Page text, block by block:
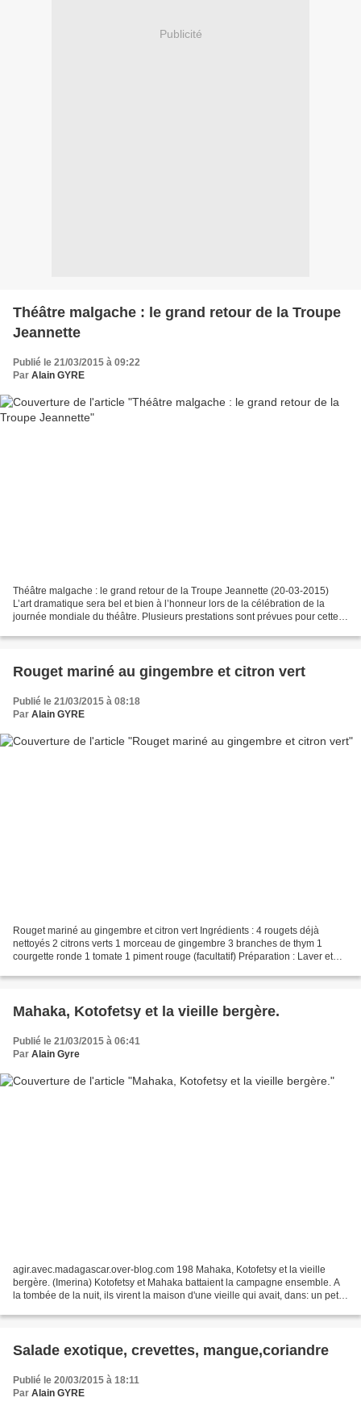
Publicité
Théâtre malgache : le grand retour de la Troupe
Jeannette
Publié le 21/03/2015 à 09:22
Par Alain GYRE
Théâtre malgache : le grand retour de la Troupe Jeannette (20-03-2015)
L’art dramatique sera bel et bien à l’honneur lors de la célébration de la
journée mondiale du théâtre. Plusieurs prestations sont prévues pour cette
Rouget mariné au gingembre et citron vert
Publié le 21/03/2015 à 08:18
Par Alain GYRE
Rouget mariné au gingembre et citron vert Ingrédients : 4 rougets déjà
nettoyés 2 citrons verts 1 morceau de gingembre 3 branches de thym 1
courgette ronde 1 tomate 1 piment rouge (facultatif) Préparation : Laver et
Mahaka, Kotofetsy et la vieille bergère.
Publié le 21/03/2015 à 06:41
Par Alain Gyre
agir.avec.madagascar.over-blog.com 198 Mahaka, Kotofetsy et la vieille
bergère. (Imerina) Kotofetsy et Mahaka battaient la campagne ensemble. A
la tombée de la nuit, ils virent la maison d'une vieille qui avait, dans: un petit
Salade exotique, crevettes, mangue,coriandre
Publié le 20/03/2015 à 18:11
Par Alain GYRE